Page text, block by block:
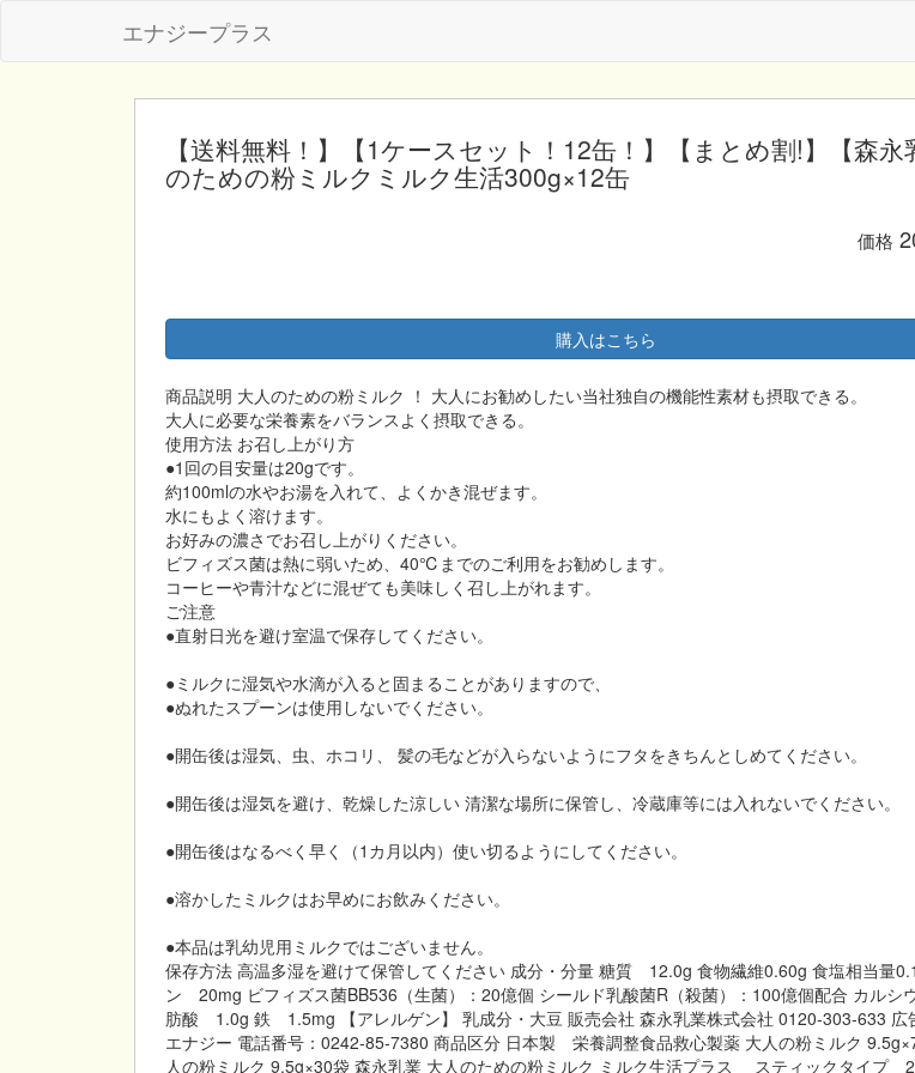
エナジープラス
【送料無料！】【1ケースセット！12缶！】【まとめ割!】【森永
のための粉ミルクミルク生活300g×12缶
価格
購入はこちら
商品説明 大人のための粉ミルク ！ 大人にお勧めしたい当社独自の機能性素材も摂取できる。
大人に必要な栄養素をバランスよく摂取できる。
使用方法 お召し上がり方
●1回の目安量は20gです。
約100mlの水やお湯を入れて、よくかき混ぜます。
水にもよく溶けます。
お好みの濃さでお召し上がりください。
ビフィズス菌は熱に弱いため、40℃までのご利用をお勧めします。
コーヒーや青汁などに混ぜても美味しく召し上がれます。
ご注意
●直射日光を避け室温で保存してください。
●ミルクに湿気や水滴が入ると固まることがありますので、
●ぬれたスプーンは使用しないでください。
●開缶後は湿気、虫、ホコリ、 髪の毛などが入らないようにフタをきちんとしめてください。
●開缶後は湿気を避け、乾燥した涼しい 清潔な場所に保管し、冷蔵庫等には入れないでください。
●開缶後はなるべく早く（1カ月以内）使い切るようにしてください。
●溶かしたミルクはお早めにお飲みください。
●本品は乳幼児用ミルクではございません。
保存方法 高温多湿を避けて保管してください 成分・分量 糖質 12.0g 食物繊維0.60g 食塩相当量
ン 20mg ビフィズス菌BB536（生菌）：20億個 シールド乳酸菌R（殺菌）：100億個配合 カルシ
肪酸 1.0g 鉄 1.5mg 【アレルゲン】 乳成分・大豆 販売会社 森永乳業株式会社 0120‐303‐633 広
エナジー 電話番号：0242-85-7380 商品区分 日本製 栄養調整食品救心製薬 大人の粉ミルク
人の粉ミルク 9.5g×30袋 森永乳業 大人のための粉ミルク ミルク生活プラス スティックタイプ